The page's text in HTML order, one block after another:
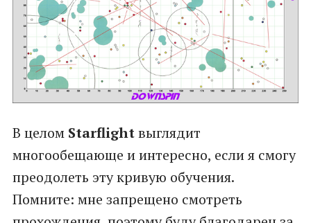
В целом Starflightвыглядит
многообещающе и интересно, если я смогу
преодолеть эту кривую обучения.
Помните: мне запрещено смотреть